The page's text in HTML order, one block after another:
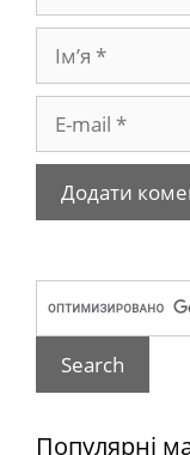
mail
Популярні